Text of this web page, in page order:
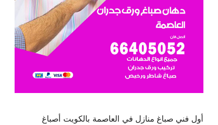
أول فني صباغ منازل في العاصمة بالكويت أصباغ